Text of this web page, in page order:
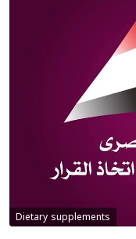
Dietary supplements